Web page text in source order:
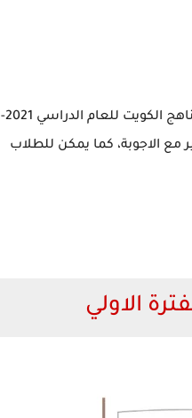
نموذج اجابة اختبار العلوم للصف الثامن من الفترة الدراسية الاولي من مناهج الكويت للعام الدراسي 2021-
مع الاجوبة، كما يمكن للطلاب
الاولي